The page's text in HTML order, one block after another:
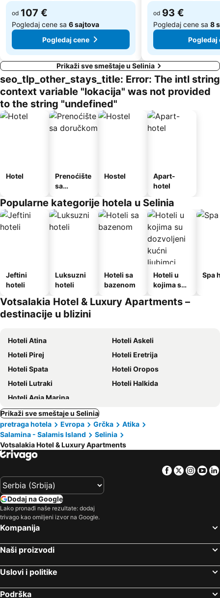
od 107 €
Pogledaj cene sa 6 sajtova
Pogledaj cene
od 93 €
Pogledaj cene sa 8
Pogledaj
Prikaži sve smeštaje u Selinia
seo_tlp_other_stays_title: Error: The intl string
context variable "lokacija" was not provided
to the string "undefined"
Hotel
Prenoćište
sa
Hostel
Apart-
hotel
Popularne kategorije hotela u Selinia
Jeftini
hoteli
Luksuzni
hoteli
Hoteli sa
bazenom
Hoteli u
kojima su
kućni
Spa
Votsalakia Hotel & Luxury Apartments –
destinacije u blizini
Hoteli Atina
Hoteli Askeli
Hoteli Pirej
Hoteli Eretrija
Hoteli Spata
Hoteli Oropos
Hoteli Lutraki
Hoteli Halkida
Hoteli Agia Marina
Prikaži sve smeštaje u Selinia
pretraga hotela
Evropa Grčka
Atika
Salamina - Salamis Island
Selinia
Votsalakia Hotel & Luxury Apartments
Facebook
Twitter
Dodaj na Google
Lako pronađi naše rezultate: dodaj
trivago kao omiljeni izvor na Google.
Kompanija
Naši proizvodi
Uslovi i politike
Podrška